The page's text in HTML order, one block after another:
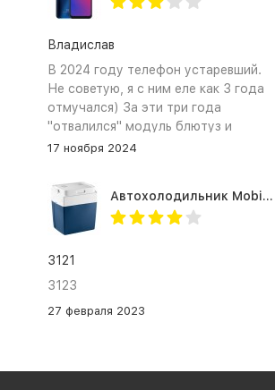
Владислав
В 2024 году телефон устаревший.
Не советую, я с ним еле как 3 года
отмучался) За эти три года
"отвалился" модуль блютуз и
сканер отпечатка пальца
17 ноября 2024
Автохолодильник Mobicool MV26 AC/DC
3121
3123
27 февраля 2023